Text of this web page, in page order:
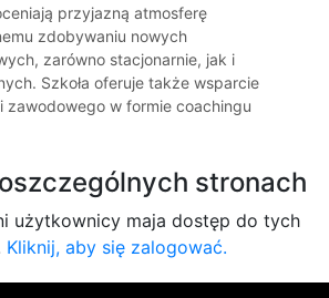
przyjazną atmosferę
zdobywaniu nowych
zarówno stacjonarnie, jak i
Szkoła oferuje także wsparcie
zawodowego w formie coachingu
stronach
użytkownicy maja dostęp do tych
Kliknij, aby się zalogować.